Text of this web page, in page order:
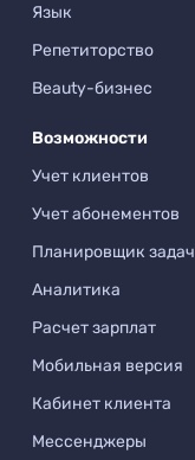
Язык
Репетиторство
Beauty-бизнес
Возможности
Учет клиентов
Учет абонементов
Планировщик задач
Аналитика
Расчет зарплат
Мобильная версия
Кабинет клиента
Мессенджеры